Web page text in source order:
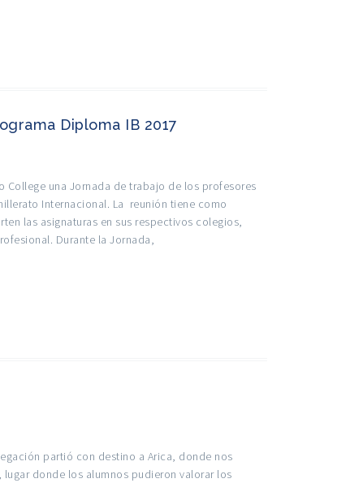
Diploma IB 2017
College una Jornada de trabajo de los profesores
Internacional. La reunión tiene como
las asignaturas en sus respectivos colegios,
Durante la Jornada,
partió con destino a Arica, donde nos
lugar donde los alumnos pudieron valorar los